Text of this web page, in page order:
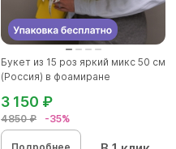
Букет из 15 роз яркий микс 50 см
(Россия) в фоамиране
4850 ₽ -35%
3 150 ₽